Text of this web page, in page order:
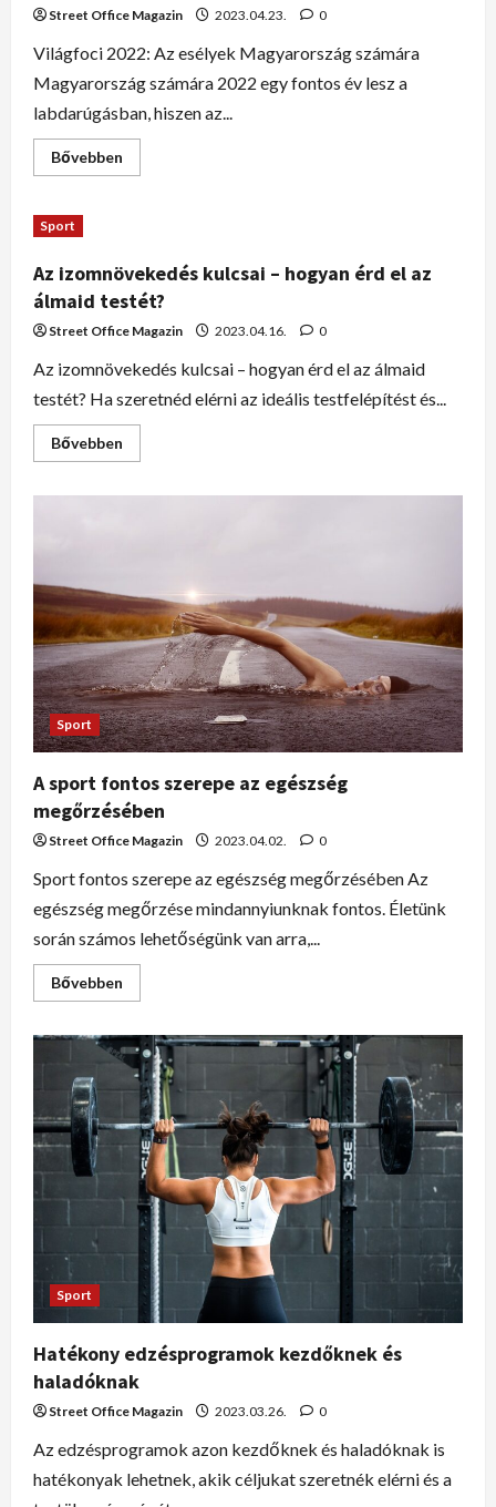
Street Office Magazin 2023.04.23. 0
Világfoci 2022: Az esélyek Magyarország számára
Magyarország számára 2022 egy fontos év lesz a
labdarúgásban, hiszen az...
Bővebben
Sport
Az izomnövekedés kulcsai – hogyan érd el az
álmaid testét?
Street Office Magazin 2023.04.16. 0
Az izomnövekedés kulcsai – hogyan érd el az álmaid
testét? Ha szeretnéd elérni az ideális testfelépítést és...
Bővebben
Sport
A sport fontos szerepe az egészség
megőrzésében
Street Office Magazin 2023.04.02. 0
Sport fontos szerepe az egészség megőrzésében Az
egészség megőrzése mindannyiunknak fontos. Életünk
során számos lehetőségünk van arra,...
Bővebben
Sport
Hatékony edzésprogramok kezdőknek és
haladóknak
Street Office Magazin 2023.03.26. 0
Az edzésprogramok azon kezdőknek és haladóknak is
hatékonyak lehetnek, akik céljukat szeretnék elérni és a